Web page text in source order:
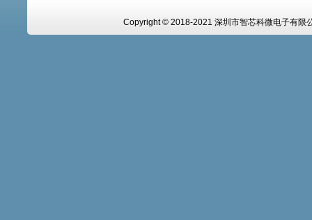
Copyright © 2018-2021 深圳市智芯科微电子有限